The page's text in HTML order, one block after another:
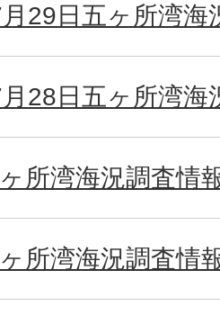
29日五ヶ所湾海
28日五ヶ所湾海
所湾海況調査情
所湾海況調査情